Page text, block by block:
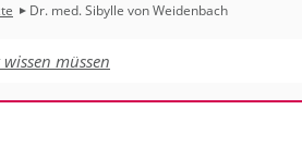
in Düsseldorf
Dr. med. Sibylle von Weidenbach
müssen